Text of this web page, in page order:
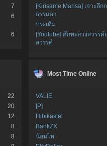
7
6
6
[Kirisame Marisa] เจาะลึ
ธรรมดา
ประเดิม
[Youtube] ศึกทะลวงสวร
สวรรค์
22
20
12
8
8
Most Time Online
VALIE
[P]
Hibikastel
BankZX
น้อนไห